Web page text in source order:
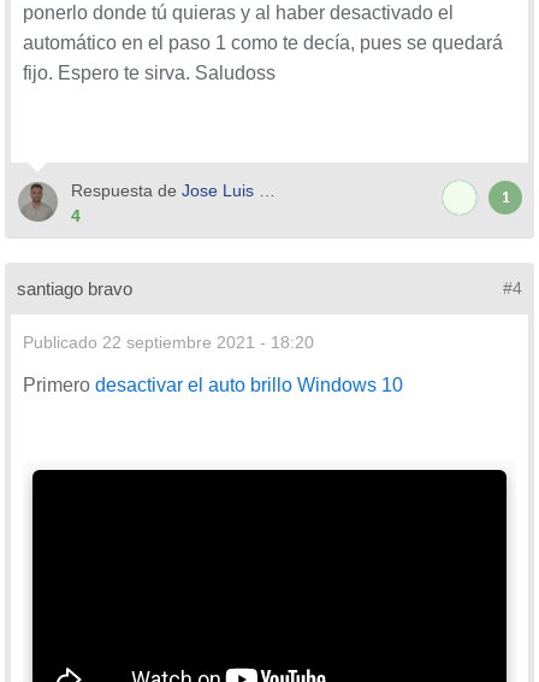
ponerlo donde tú quieras y al haber desactivado el
automático en el paso 1 como te decía, pues se quedará
fijo. Espero te sirva. Saludoss
Respuesta de Jose Luis Esteban
4
1
santiago bravo #4
Publicado 22 septiembre 2021 - 18:20
Primero desactivar el auto brillo Windows 10